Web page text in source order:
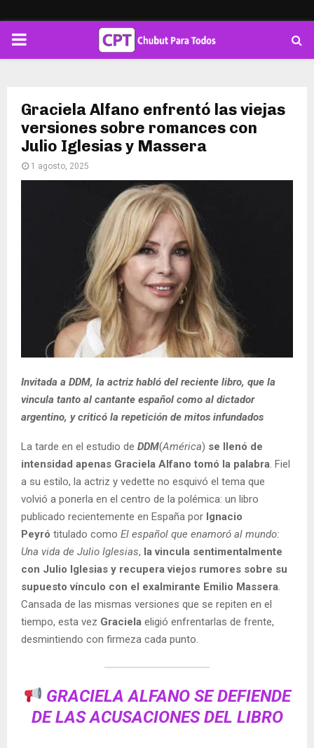
PRIMARY
Graciela Alfano enfrentó las viejas
versiones sobre romances con
Julio Iglesias y Massera
1 agosto, 2025
Invitada a DDM, la actriz habló del reciente libro, que la
vincula tanto al cantante español como al dictador
argentino, y criticó la repetición de mitos infundados
La tarde en el estudio de DDM(América) se llenó de
intensidad apenas Graciela Alfano tomó la palabra. Fiel
a su estilo, la actriz y vedette no esquivó el tema que
volvió a ponerla en el centro de la polémica: un libro
publicado recientemente en España por Ignacio
Peyró titulado como El español que enamoró al mundo:
Una vida de Julio Iglesias, la vincula sentimentalmente
con Julio Iglesias y recupera viejos rumores sobre su
supuesto vínculo con el exalmirante Emilio Massera.
Cansada de las mismas versiones que se repiten en el
tiempo, esta vez Graciela eligió enfrentarlas de frente,
desmintiendo con firmeza cada punto.
GRACIELA ALFANO SE DEFIENDE
DE LAS ACUSACIONES DEL LIBRO